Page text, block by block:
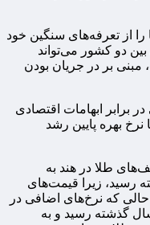
را از تعرفه‌های سنگین خود
دو کشور می‌تواند
مبنی بر در جریان بودن
برابر ابهامات اقتصادی
بهره پایین رشد
طلا در هند به
حدود ۹ سال گذشته رسید، زیرا قیمت‌های
که نرخ‌های اضافی در
گذشته رسید و به